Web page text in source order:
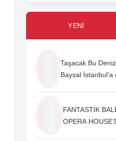
YENI
Taşacak Bu
Baysal
FANTASTİK
OPERA